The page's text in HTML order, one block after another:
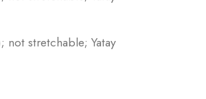
not stretchable; Yatay